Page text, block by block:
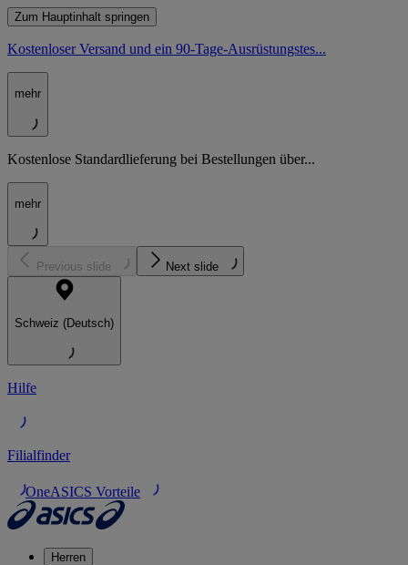
Zum Hauptinhalt springen
Kostenloser Versand und ein 90-Tage-Ausrüstungstes...
mehr
Kostenlose Standardlieferung bei Bestellungen über...
mehr
Previous slide Next slide
Schweiz (Deutsch)
Hilfe
Filialfinder
OneASICS Vorteile
Herren